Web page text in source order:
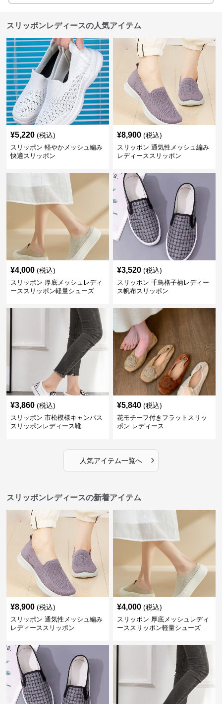
スリッポンレディースの人気アイテム
¥5,220 (税込)
スリッポン 軽やかメッシュ編み
快適スリッポン
¥8,900 (税込)
スリッポン 通気性メッシュ編み
レディーススリッポン
¥4,000 (税込)
スリッポン 厚底メッシュレディ
ーススリッポン軽量シューズ
¥3,520 (税込)
スリッポン 千鳥格子柄レディー
ス帆布スリッポン
¥3,860 (税込)
スリッポン 市松模様キャンバス
スリッポンレディース靴
¥5,840 (税込)
花モチーフ付きフラットスリッ
ポン レディース
人気アイテム一覧へ ›
スリッポンレディースの新着アイテム
¥8,900 (税込)
スリッポン 通気性メッシュ編み
レディーススリッポン
¥4,000 (税込)
スリッポン 厚底メッシュレディ
ーススリッポン軽量シューズ